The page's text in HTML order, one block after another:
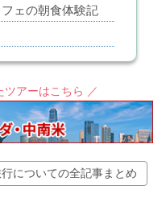
ェの朝食体験記
ツアーはこちら ／
についての全記事まとめ